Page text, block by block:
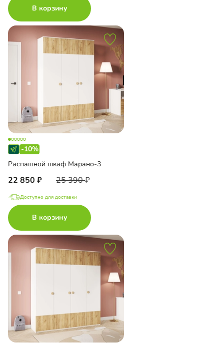
В корзину
-10%
Распашной шкаф Марано-3
22 850 25 390
Доступно для доставки
В корзину